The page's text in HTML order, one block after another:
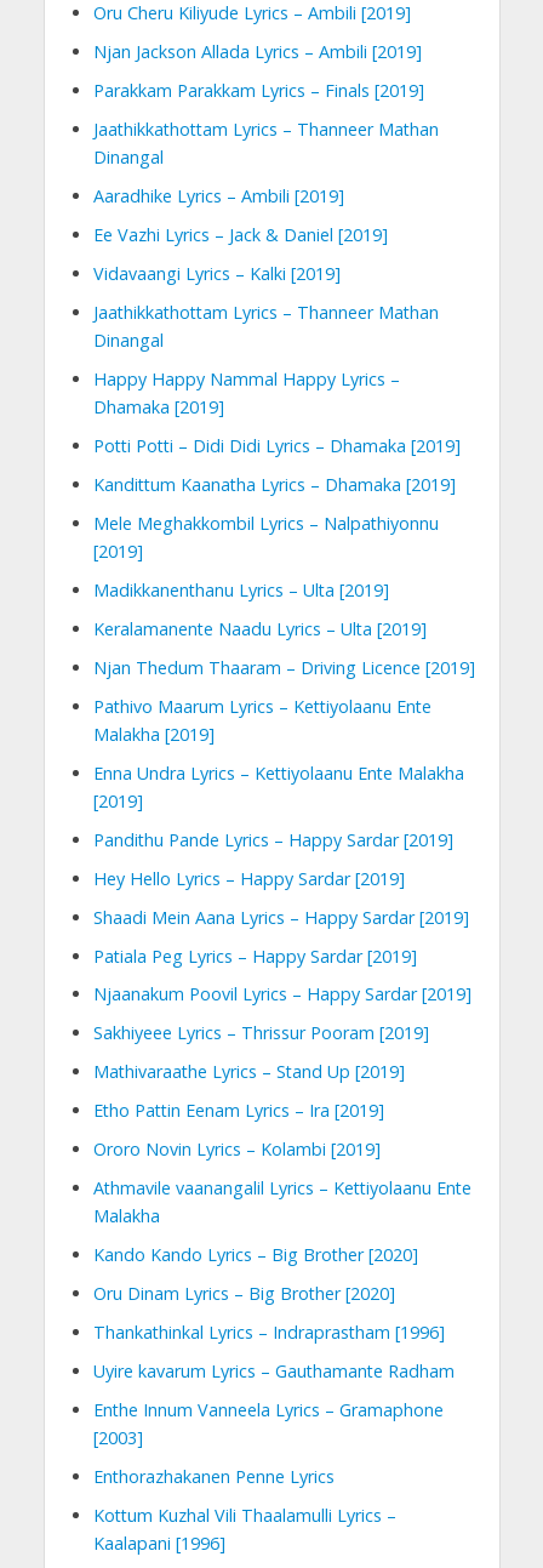
Oru Cheru Kiliyude Lyrics – Ambili [2019]
Njan Jackson Allada Lyrics – Ambili [2019]
Parakkam Parakkam Lyrics – Finals [2019]
Jaathikkathottam Lyrics – Thanneer Mathan
Dinangal
Aaradhike Lyrics – Ambili [2019]
Ee Vazhi Lyrics – Jack & Daniel [2019]
Vidavaangi Lyrics – Kalki [2019]
Jaathikkathottam Lyrics – Thanneer Mathan
Dinangal
Happy Happy Nammal Happy Lyrics –
Dhamaka [2019]
Potti Potti – Didi Didi Lyrics – Dhamaka [2019]
Kandittum Kaanatha Lyrics – Dhamaka [2019]
Mele Meghakkombil Lyrics – Nalpathiyonnu
[2019]
Madikkanenthanu Lyrics – Ulta [2019]
Keralamanente Naadu Lyrics – Ulta [2019]
Njan Thedum Thaaram – Driving Licence [2019]
Pathivo Maarum Lyrics – Kettiyolaanu Ente
Malakha [2019]
Enna Undra Lyrics – Kettiyolaanu Ente Malakha
[2019]
Pandithu Pande Lyrics – Happy Sardar [2019]
Hey Hello Lyrics – Happy Sardar [2019]
Shaadi Mein Aana Lyrics – Happy Sardar [2019]
Patiala Peg Lyrics – Happy Sardar [2019]
Njaanakum Poovil Lyrics – Happy Sardar [2019]
Sakhiyeee Lyrics – Thrissur Pooram [2019]
Mathivaraathe Lyrics – Stand Up [2019]
Etho Pattin Eenam Lyrics – Ira [2019]
Ororo Novin Lyrics – Kolambi [2019]
Athmavile vaanangalil Lyrics – Kettiyolaanu Ente
Malakha
Kando Kando Lyrics – Big Brother [2020]
Oru Dinam Lyrics – Big Brother [2020]
Thankathinkal Lyrics – Indraprastham [1996]
Uyire kavarum Lyrics – Gauthamante Radham
Enthe Innum Vanneela Lyrics – Gramaphone
[2003]
Enthorazhakanen Penne Lyrics
Kottum Kuzhal Vili Thaalamulli Lyrics –
Kaalapani [1996]